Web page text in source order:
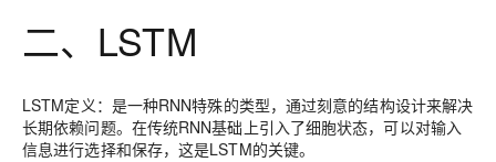
二、LSTM
LSTM定义：是一种RNN特殊的类型，通过刻意的结构设计来解决
长期依赖问题。在传统RNN基础上引入了细胞状态，可以对输入
信息进行选择和保存，这是LSTM的关键。